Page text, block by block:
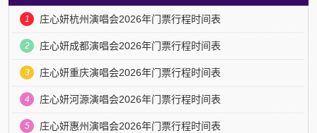
1 庄心妍杭州演唱会2026年门票行程时间表
2 庄心妍成都演唱会2026年门票行程时间表
3 庄心妍重庆演唱会2026年门票行程时间表
4 庄心妍河源演唱会2026年门票行程时间表
5 庄心妍惠州演唱会2026年门票行程时间表